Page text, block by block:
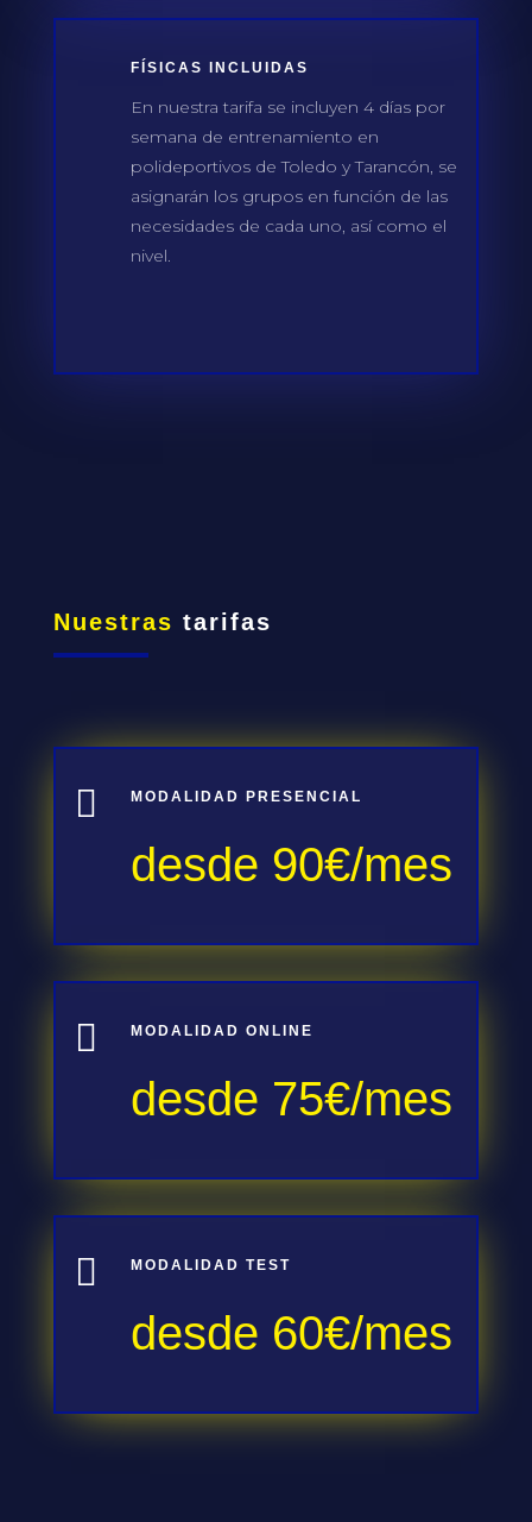
FÍSICAS INCLUIDAS
En nuestra tarifa se incluyen 4 días por
semana de entrenamiento en
polideportivos de Toledo y Tarancón, se
asignarán los grupos en función de las
necesidades de cada uno, así como el
nivel.
Nuestras tarifas
 MODALIDAD PRESENCIAL
desde 90€/mes
 MODALIDAD ONLINE
desde 75€/mes
 MODALIDAD TEST
desde 60€/mes